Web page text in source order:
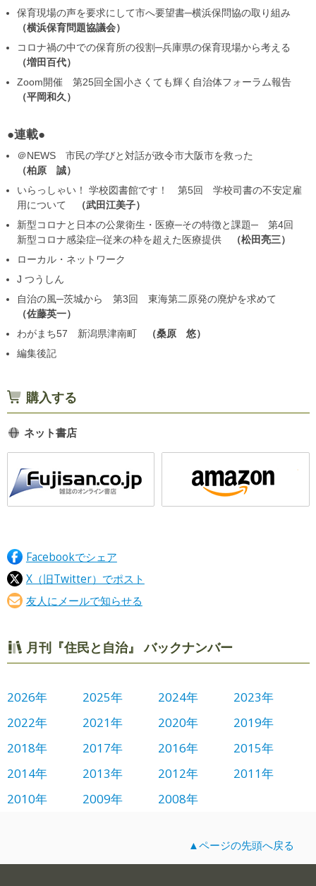
保育現場の声を要求にして市へ要望書─横浜保問協の取り組み
横浜保育問題協議会
コロナ禍の中での保育所の役割─兵庫県の保育現場から考える
増田百代
Zoom開催 第25回全国小さくても輝く自治体フォーラム報告
平岡和久
●連載●
＠NEWS 市民の学びと対話が政令市大阪市を救った
柏原 誠
いらっしゃい！ 学校図書館です！ 第5回 学校司書の不安定雇
用について
武田江美子
新型コロナと日本の公衆衛生・医療─その特徴と課題─ 第4回
新型コロナ感染症─従来の枠を超えた医療提供
松田亮三
ローカル・ネットワーク
J つうしん
自治の風─茨城から 第3回 東海第二原発の廃炉を求めて
佐藤英一
わがまち57 新潟県津南町
桑原 悠
編集後記
購入する
ネット書店
Facebookでシェア
X（旧Twitter）でポスト
友人にメールで知らせる
月刊『住民と自治』 バックナンバー
2026年 2025年 2024年
2023年
2022年
2021年 2020年
2019年
2018年
2017年 2016年
2015年
2014年
2013年 2012年
2011年
2010年
2009年 2008年
▲ページの先頭へ戻る